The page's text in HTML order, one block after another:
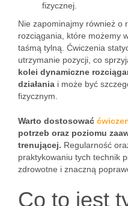
fizycznej.
Nie zapominajmy również o
rozciągania, które możemy
taśmą tylną. Ćwiczenia
utrzymanie pozycji, co
kolei dynamiczne
działania i może być
fizycznym.
Warto dostosować
potrzeb oraz poziomu
trenującej. Regularność
praktykowaniu tych technik
zdrowotne i znaczną
Co to jest